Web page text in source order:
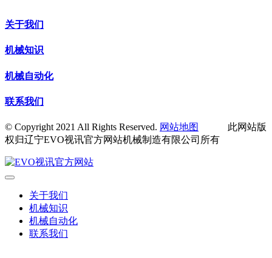
关于我们
机械知识
机械自动化
联系我们
© Copyright 2021 All Rights Reserved. 网站地图
此网站版
权归辽宁EVO视讯官方网站机械制造有限公司所有
关于我们
机械知识
机械自动化
联系我们